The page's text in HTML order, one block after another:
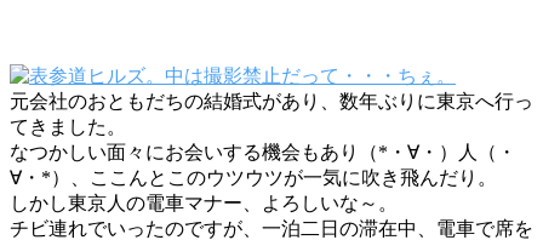
元会社のおともだちの結婚式があり、数年ぶりに東京へ行っ
てきました。
なつかしい面々にお会いする機会もあり（*・∀・）人（・
∀・*）、ここんとこのウツウツが一気に吹き飛んだり。
しかし東京人の電車マナー、よろしいな～。
チビ連れでいったのですが、一泊二日の滞在中、電車で席を